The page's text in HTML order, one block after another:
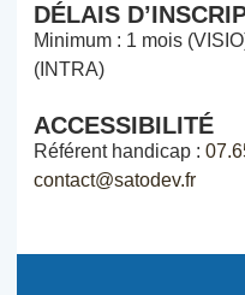
DÉLAIS
Minimum : 1 mois
(INTRA)
ACCESSIBILITÉ
Référent handicap :
contact@satodev.fr